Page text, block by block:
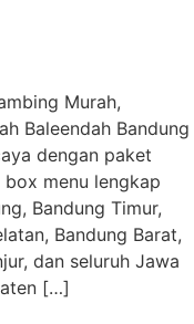
Murah,
Baleendah Bandung
dengan paket
menu lengkap
Bandung Timur,
Bandung Barat,
dan seluruh Jawa
[…]